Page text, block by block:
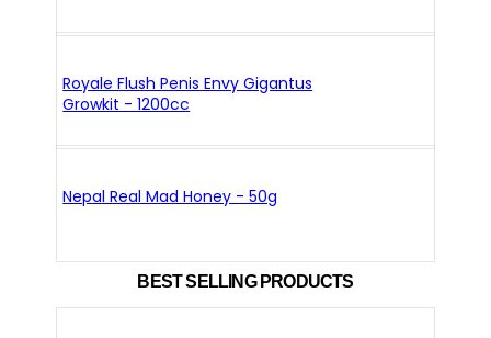
Royale Flush Penis Envy Gigantus
Growkit - 1200cc
Nepal Real Mad Honey - 50g
BEST SELLING PRODUCTS